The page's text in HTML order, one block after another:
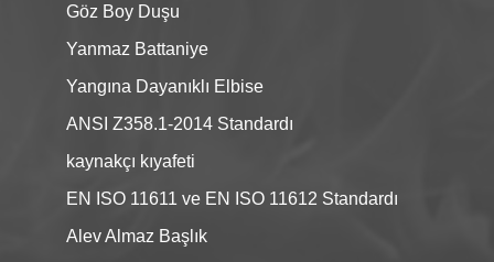
Göz Boy Duşu
Yanmaz Battaniye
Yangına Dayanıklı Elbise
ANSI Z358.1-2014 Standardı
kaynakçı kıyafeti
EN ISO 11611 ve EN ISO 11612 Standardı
Alev Almaz Başlık